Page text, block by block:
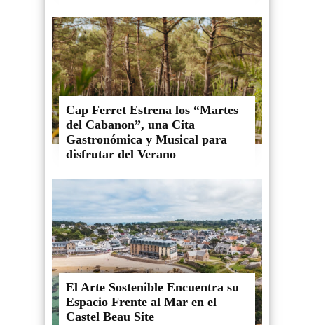
Cap Ferret Estrena los “Martes
del Cabanon”, una Cita
Gastronómica y Musical para
disfrutar del Verano
El Arte Sostenible Encuentra su
Espacio Frente al Mar en el
Castel Beau Site